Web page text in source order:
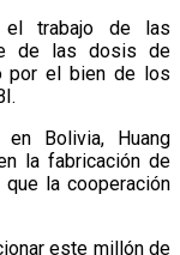
el trabajo de las
de las dosis de
por el bien de los
Bolivia, Huang
la fabricación de
la cooperación
este millón de